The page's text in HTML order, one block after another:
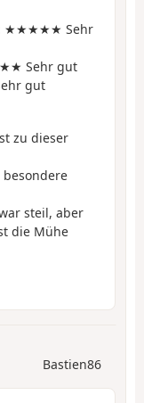
★★★★★ Sehr
Sehr gut
gut
zu dieser
besondere
steil, aber
die Mühe
Bastien86